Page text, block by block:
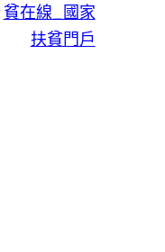
貧在線_國家
扶貧門戶